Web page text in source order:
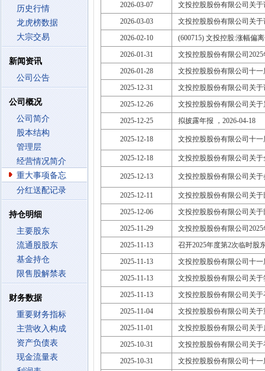
历史行情
龙虎榜数据
大宗交易
新闻资讯
公司公告
公司概况
公司简介
股本结构
管理层
经营情况简介
重大事项备忘
分红送配记录
持仓明细
主要股东
流通股股东
基金持仓
限售股解禁表
财务数据
重要财务指标
主营收入构成
资产负债表
现金流量表
2026-03-07
文投控股股份有限公司关
2026-03-03
文投控股股份有限公司关
2026-02-10
(600715) 文投控股:涨幅偏
2026-01-31
文投控股股份有限公司
2026-01-28
文投控股股份有限公司十
2025-12-31
文投控股股份有限公司关
2025-12-26
文投控股股份有限公司关
2025-12-25
拟披露年报 ，2026-04-18
2025-12-18 文投控股股份有限公司十
2025-12-18 文投控股股份有限公司关
2025-12-13 文投控股股份有限公司关
2025-12-11
文投控股股份有限公司关
2025-12-06
文投控股股份有限公司关
2025-11-29
文投控股股份有限公司
2025-11-13
召开2025年度第2次临时股
2025-11-13
文投控股股份有限公司十
2025-11-13
文投控股股份有限公司关
2025-11-13
文投控股股份有限公司关
2025-11-04
文投控股股份有限公司关
2025-11-01
文投控股股份有限公司关
2025-10-31
文投控股股份有限公司关
2025-10-31
文投控股股份有限公司十